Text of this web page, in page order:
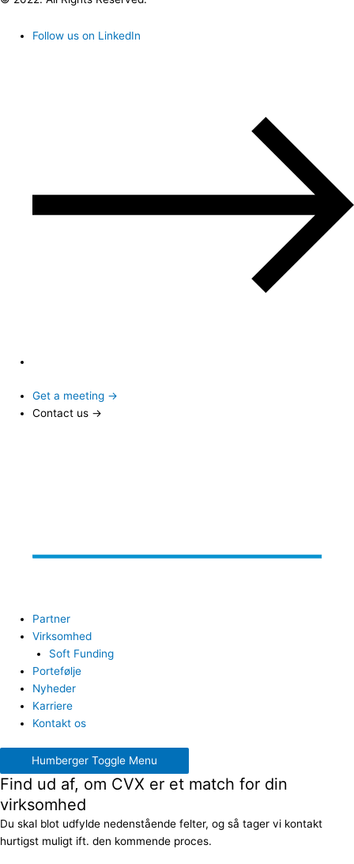
Follow us on LinkedIn
Get a meeting →
Contact us →
Partner
Virksomhed
Soft Funding
Portefølje
Nyheder
Karriere
Kontakt os
Humberger Toggle Menu
Find ud af, om CVX er et match for din
virksomhed
Du skal blot udfylde nedenstående felter, og så tager vi kontakt
hurtigst muligt ift. den kommende proces.